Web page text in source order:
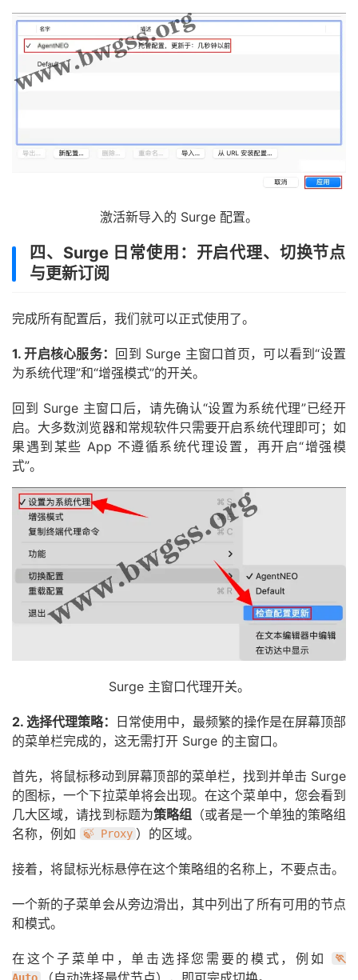
激活新导入的 Surge 配置。
四、Surge 日常使用：开启代理、切换节点
与更新订阅
完成所有配置后，我们就可以正式使用了。
1. 开启核心服务： 回到 Surge 主窗口首页，可以看到“设置
为系统代理”和“增强模式”的开关。
回到 Surge 主窗口后，请先确认“设置为系统代理”已经开
启。大多数浏览器和常规软件只需要开启系统代理即可；如
果遇到某些 App 不遵循系统代理设置，再开启“增强模
式”。
Surge 主窗口代理开关。
2. 选择代理策略：
日常使用中，最频繁的操作是在屏幕顶部
的菜单栏完成的，这无需打开 Surge 的主窗口。
首先，将鼠标移动到屏幕顶部的菜单栏，找到并单击 Surge
的图标，一个下拉菜单将会出现。在这个菜单中，您会看到
几大区域，请找到标题为策略组 （或者是一个单独的策略组
名称，例如
🍃 Proxy ）的区域。
接着，将鼠标光标悬停在这个策略组的名称上，不要点击。
一个新的子菜单会从旁边滑出，其中列出了所有可用的节点
和模式。
在这个子菜单中，单击选择您需要的模式，例如
🏃